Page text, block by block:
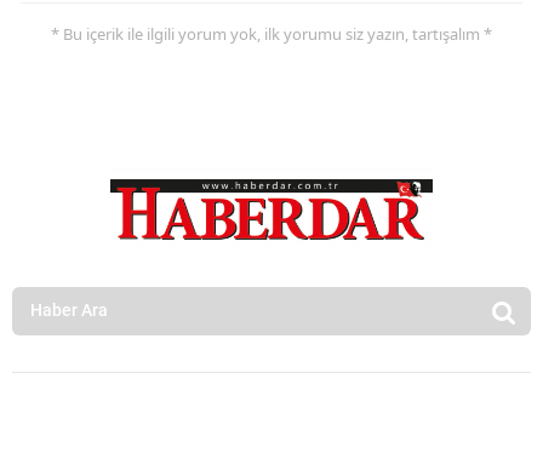
* Bu içerik ile ilgili yorum yok, ilk yorumu siz yazın, tartışalım *